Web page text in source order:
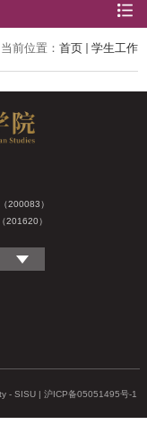
当前位置： 首页 学生工作
200083）
201620）
- SISU | 沪ICP备05051495号-1